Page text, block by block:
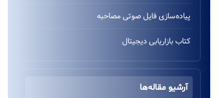
پیاده‌سازی فایل صوتی مصاحبه
کتاب بازاریابی دیجیتال
آرشیو مقاله‌ها